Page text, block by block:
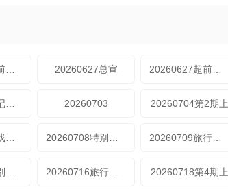
20260627总宣
20260703 20260704第2期上
20260718第4期上